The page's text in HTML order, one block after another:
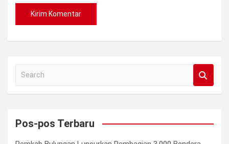
a
c
Pos-pos Terbaru